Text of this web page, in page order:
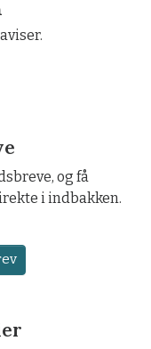
og få
i indbakken.